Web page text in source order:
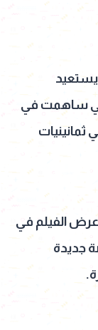
يستعيد
ساهمت في
ثمانينيات
عرض الفيلم في
فرصة جديدة